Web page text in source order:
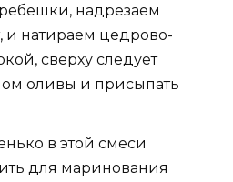
надрезаем
и натираем цедрово-
сверху следует
оливы и присыпать
в этой смеси
для маринования